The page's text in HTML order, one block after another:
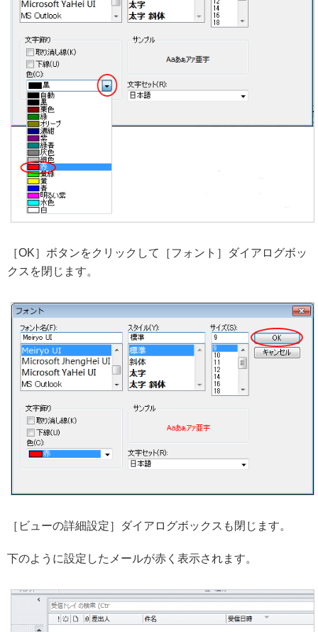
［OK］ボタンをクリックして［フォント］ダイアログボッ
クスを閉じます。
［ビューの詳細設定］ダイアログボックスも閉じます。
下のように設定したメールが赤く表示されます。